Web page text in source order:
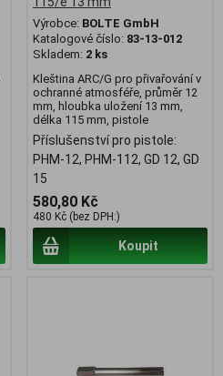
Výrobce: BOLTE GmbH
Katalogové číslo: 83-13-012
Skladem: 2 ks
Kleština ARC/G pro přivařování v
ochranné atmosféře, průměr 12
mm, hloubka uložení 13 mm,
délka 115 mm, pistole
Příslušenství pro pistole:
PHM-12, PHM-112, GD 12, GD
15
580,80 Kč
480 Kč (bez DPH:)
Koupit